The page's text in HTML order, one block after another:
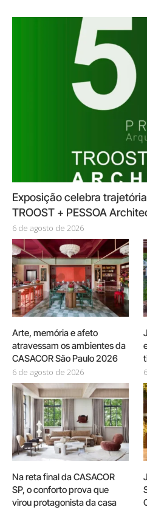
Exposição celebra
TROOST + PESSOA
6 de agosto de 2026
Arte, memória e afeto
atravessam os ambientes da
CASACOR São Paulo 2026
6 de agosto de 2026
Na reta final da CASACOR
SP, o conforto prova que
virou protagonista da casa